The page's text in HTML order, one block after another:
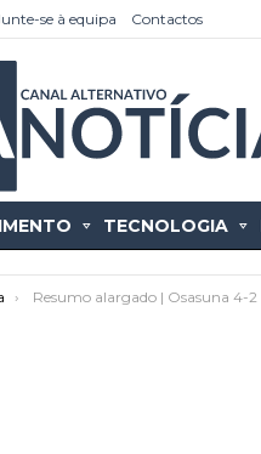
se à equipa Contactos
TECNOLOGIA
Resumo alargado | Osasuna 4-